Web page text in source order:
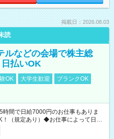
掲載日：2026.08.03
読
ルなどの会場で株主総
払いOK
OK 大学生歓迎
ブランクOK
間で日給7000円のお仕事もありま
（規定あり）◆お仕事によって日給